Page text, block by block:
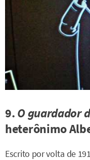
9.O guardador
heterônimo
Escrito por volta de